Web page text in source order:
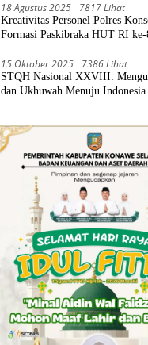
18 Agustus 2025 7817 Lihat
Kreativitas Personel Polres
Formasi Paskibraka HUT RI ke-
15 Oktober 2025 7386 Lihat
STQH Nasional XXVIII:
dan Ukhuwah Menuju Indonesia